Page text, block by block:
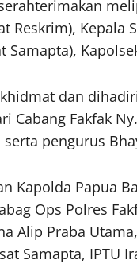
Reskrim),
Samapta),
dan
Cabang Fakfak
pengurus
Kapolda Papua
Ops Polres
Alip Praba
Samapta, IPTU